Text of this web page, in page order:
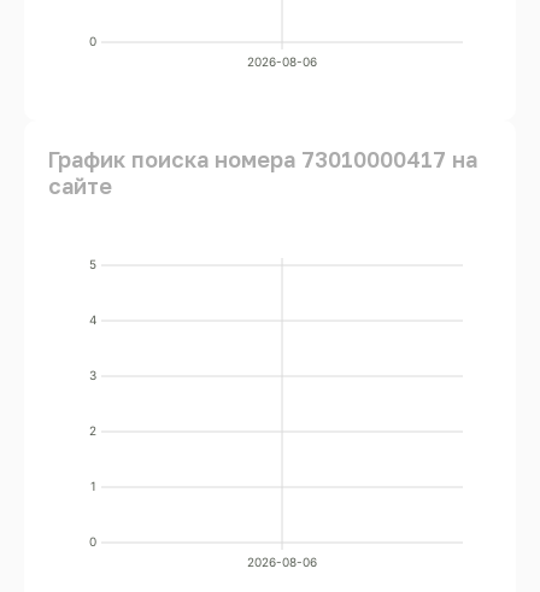
0
2026-08-06
График поиска номера 73010000417 на
сайте
0
1
2
3
4
5
2026-08-06